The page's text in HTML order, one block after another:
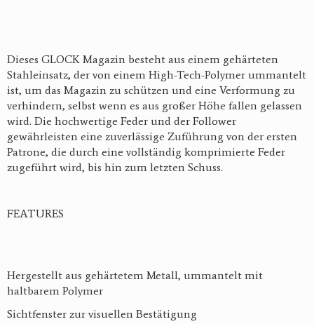
Dieses GLOCK Magazin besteht aus einem gehärteten
Stahleinsatz, der von einem High-Tech-Polymer ummantelt
ist, um das Magazin zu schützen und eine Verformung zu
verhindern, selbst wenn es aus großer Höhe fallen gelassen
wird. Die hochwertige Feder und der Follower
gewährleisten eine zuverlässige Zuführung von der ersten
Patrone, die durch eine vollständig komprimierte Feder
zugeführt wird, bis hin zum letzten Schuss.
FEATURES
Hergestellt aus gehärtetem Metall, ummantelt mit
haltbarem Polymer
Sichtfenster zur visuellen Bestätigung